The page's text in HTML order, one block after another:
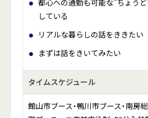
都心への通勤も可能な”ちょう
している
リアルな暮らしの話をききたい
まずは話をきいてみたい
タイムスケジュール
館山市ブース・鴨川市ブース・南房